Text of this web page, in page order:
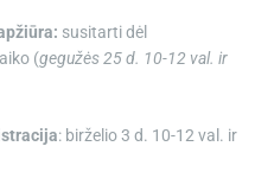
susitarti dėl
(gegužės 25 d. 10-12 val. ir
: birželio 3 d. 10-12 val. ir